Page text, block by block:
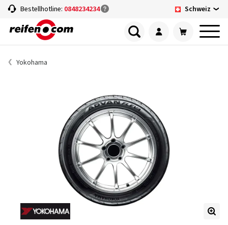
Bestellhotline: 0848234234 Schweiz
Yokohama